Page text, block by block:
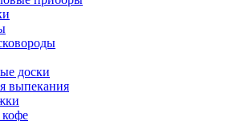
доски
выпекания